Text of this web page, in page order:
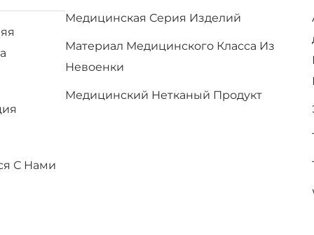
С Нами
Медицинская Серия Изделий
Материал Медицинского Класса Из
Невоенки
Медицинский Нетканый Продукт